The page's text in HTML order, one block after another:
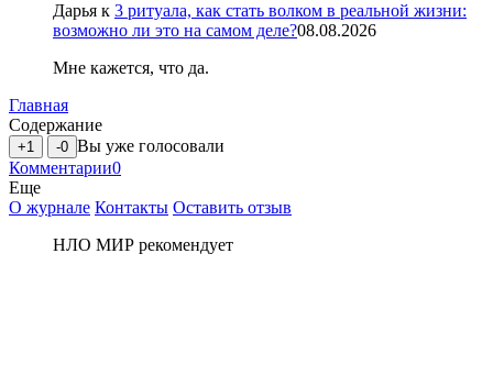
Дарья к 3 ритуала, как стать волком в реальной жизни:
возможно ли это на самом деле?08.08.2026
Мне кажется, что да.
Главная
Содержание
+1 -0 Вы уже голосовали
Комментарии0
Еще
О журнале Контакты Оставить отзыв
НЛО МИР рекомендует